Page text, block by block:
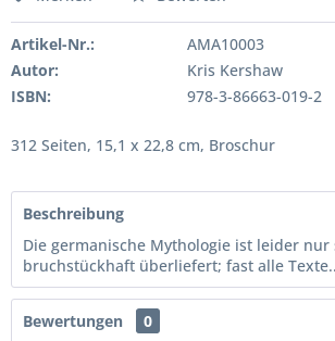
Artikel-Nr.:
AMA10003
Autor:
Kris Kershaw
ISBN:
978-3-86663-019-2
312 Seiten, 15,1 x 22,8 cm, Broschur
Beschreibung
Die germanische Mythologie ist leider nur
bruchstückhaft überliefert; fast alle
Bewertungen
0